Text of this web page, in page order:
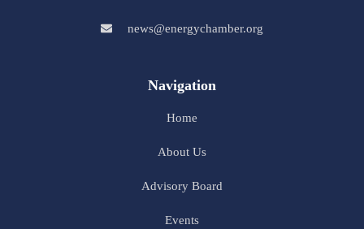
news@energychamber.org
Navigation
Home
About Us
Advisory Board
Events